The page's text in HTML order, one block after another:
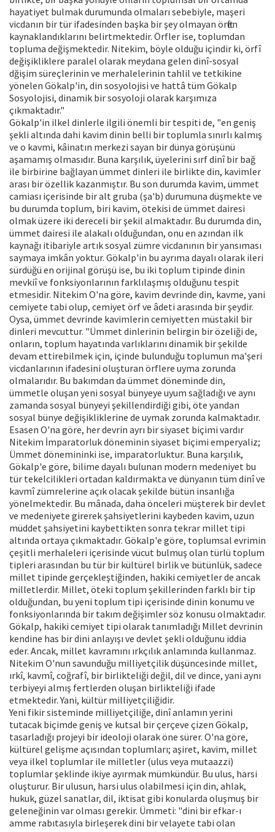
hayatiyet bulmak durumunda olmaları sebebiyle, maşeri
vicdanın bir tür ifadesinden başka bir şey olmayan örften
kaynaklandıklarını belirtmektedir. Örfler ise, toplumdan
topluma değişmektedir. Nitekim, böyle olduğu içindir ki, örfî
değişikliklere paralel olarak meydana gelen dinî-sosyal
dğişim süreçlerinin ve merhalelerinin tahlil ve tetkikine
yönelen Gökalp'in, din sosyolojisi ve hattâ tüm Gökalp
Sosyolojisi, dinamik bir sosyoloji olarak karşımıza
çıkmaktadır."
Gökalp'in ilkel dinlerle ilgili önemli bir tespiti de, "en geniş
şekli altında dahi kavim dinin belli bir toplumla sınırlı kalmış
ve o kavmi, kâinatın merkezi sayan bir dünya görüşünü
aşamamış olmasıdır. Buna karşılık, üyelerini sırf dinî bir bağ
ile birbirine bağlayan ümmet dinleri ile birlikte din, kavimler
arası bir özellik kazanmıştır. Bu son durumda kavim, ümmet
camiası içerisinde bir alt gruba (şa'b) durumuna düşmekte ve
bu durumda toplum, biri kavim, ötekisi de ümmet dairesi
olmak üzere iki dereceli bir şekil almaktadır. Bu durumda din,
ümmet dairesi ile alakalı olduğundan, onu en azından ilk
kaynağı itibariyle artık sosyal zümre vicdanının bir yansıması
saymaya imkân yoktur. Gökalp'in bu ayrıma dayalı olarak ileri
sürdüğü en orijinal görüşü ise, bu iki toplum tipinde dinin
mevkiî ve fonksiyonlarının farklılaşmış olduğunu tespit
etmesidir. Nitekim O'na göre, kavim devrinde din, kavme, yani
cemiyete tabi olup, cemiyet örf ve âdeti arasında bir şeydir.
Oysa, ümmet devrinde kavimlerin cemiyetten müstakil bir
dinleri mevcuttur. "Ümmet dinlerinin belirgin bir özeliği de,
onların, toplum hayatında varlıklarını dinamik bir şekilde
devam ettirebilmek için, içinde bulunduğu toplumun ma'şeri
vicdanlarının ifadesini oluşturan örflere uyma zorunda
olmalarıdır. Bu bakımdan da ümmet döneminde din,
ümmetle oluşan yeni sosyal bünyeye uyum sağladığı ve aynı
zamanda sosyal bünyeyi şekillendirdiği gibi, öte yandan
sosyal bünye değişikliklerine de uymak zorunda kalmaktadır.
Esasen O'na göre, her devrin ayrı bir siyaset biçimi vardır
Nitekim İmparatorluk döneminin siyaset biçimi emperyaliz;
Ümmet dönemininki ise, imparatorluktur. Buna karşılık,
Gökalp'e göre, bilime dayalı bulunan modern medeniyet bu
tür tekelcilikleri ortadan kaldırmakta ve dünyanın tüm dinî ve
kavmî zümrelerine açık olacak şekilde bütün insanlığa
yönelmektedir. Bu mânada, daha önceleri müşterek bir devlet
ve medeniyete girerek şahsiyetlerini kaybeden kavim, uzun
müddet şahsiyetini kaybettikten sonra tekrar millet tipi
altında ortaya çıkmaktadır. Gökalp'e göre, toplumsal evrimin
çeşitli merhaleleri içerisinde vücut bulmuş olan türlü toplum
tipleri arasından bu tür bir kültürel birlik ve bütünlük, sadece
millet tipinde gerçekleştiğinden, hakiki cemiyetler de ancak
milletlerdir. Millet, öteki toplum şekillerinden farklı bir tip
olduğundan, bu yeni toplum tipi içerisinde dinin konumu ve
fonksiyonlarında bir takım değişimler söz konusu olmaktadır.
Gökalp, hakiki cemiyet tipi olarak tanımladığı Millet devrinin
kendine has bir dini anlayışı ve devlet şekli olduğunu iddia
eder. Ancak, millet kavramını ırkçılık anlamında kullanmaz.
Nitekim O'nun savunduğu milliyetçilik düşüncesinde millet,
ırkî, kavmî, coğrafî, bir birlikteliği değil, dil ve dince, yani aynı
terbiyeyi almış fertlerden oluşan birlikteliği ifade
etmektedir. Yani, kültür milliyetçiliğidir.
Yeni fikir sisteminde milliyetçiliğe, dinî anlamın yerini
tutacak biçimde geniş ve kutsal bir çerçeve çizen Gökalp,
tasarladığı projeyi bir ideoloji olarak öne sürer. O'na göre,
kültürel gelişme açısından toplumları; aşiret, kavim, millet
veya ilkel toplumlar ile milletler (ulus veya mutaazzi)
toplumlar şeklinde ikiye ayırmak mümkündür. Bu ulus, harsi
oluşturur. Bir ulusun, harsi ulus olabilmesi için din, ahlak,
hukuk, güzel sanatlar, dil, iktisat gibi konularda oluşmuş bir
geleneğinin var olması gerekir. Ümmeti: "dini bir efkar-ı
amme rabıtasıyla birleşerek dini bir velayete tabi olan